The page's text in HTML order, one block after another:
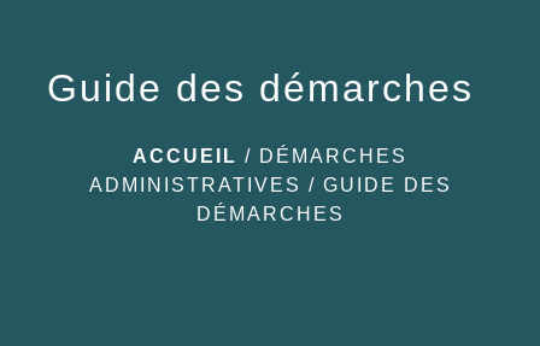
Guide des démarches
ACCUEIL / DÉMARCHES
ADMINISTRATIVES / GUIDE DES
DÉMARCHES